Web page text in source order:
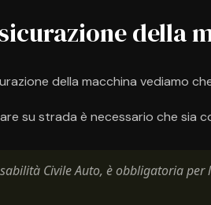
della
della macchina vediamo
su strada è necessario che sia
Civile Auto, è obbligatoria per